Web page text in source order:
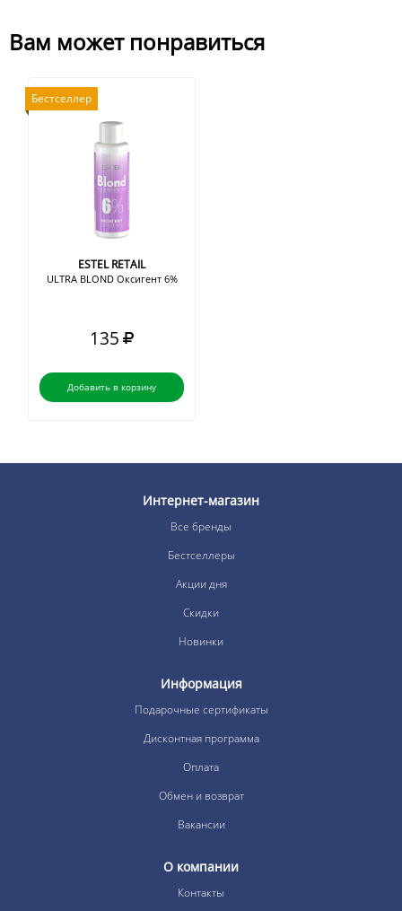
Вам может понравиться
Бестселлер
ESTEL RETAIL
ULTRA BLOND Оксигент 6%
135
Добавить в корзину
Интернет-магазин
Все бренды
Бестселлеры
Акции дня
Скидки
Новинки
Информация
Подарочные сертификаты
Дисконтная программа
Оплата
Обмен и возврат
Вакансии
О компании
Контакты